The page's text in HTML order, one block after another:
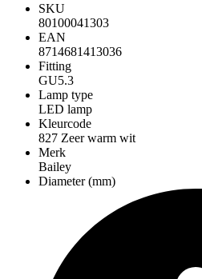
SKU
80100041303
EAN
8714681413036
Fitting
GU5.3
Lamp type
LED lamp
Kleurcode
827 Zeer warm wit
Merk
Bailey
Diameter (mm)